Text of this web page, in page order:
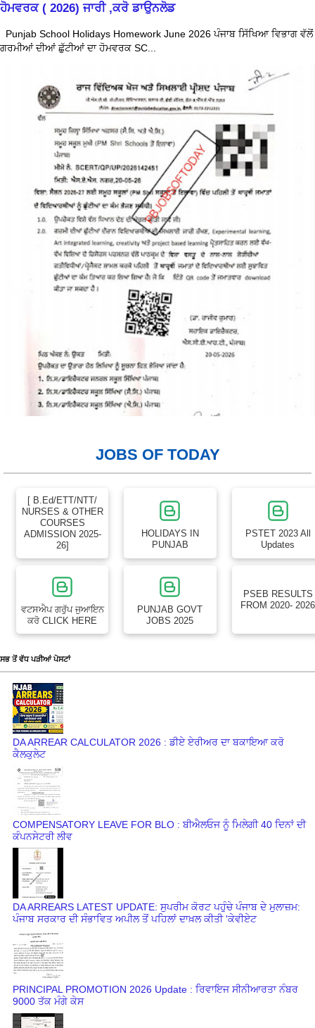
ਹੋਮਵਰਕ ( 2026) ਜਾਰੀ ,ਕਰੋ ਡਾਉਨਲੋਡ
Punjab School Holidays Homework June 2026 ਪੰਜਾਬ ਸਿੱਖਿਆ ਵਿਭਾਗ ਵੱਲੋਂ
ਗਰਮੀਆਂ ਦੀਆਂ ਛੁੱਟੀਆਂ ਦਾ ਹੋਮਵਰਕ SC...
JOBS OF TODAY
[ B.Ed/ETT/NTT/
NURSES & OTHER
COURSES
ADMISSION 2025-
26]
HOLIDAYS IN
PUNJAB
PSTET 2023 All
Updates
ਵਟਸਐਪ ਗਰੁੱਪ ਜੁਆਇਨ
ਕਰੋ CLICK HERE
PUNJAB GOVT
JOBS 2025
PSEB RESULTS
FROM 2020- 2026
ਸਭ ਤੋਂ ਵੱਧ ਪੜੀਆਂ ਪੋਸਟਾਂ
DA ARREAR CALCULATOR 2026 : ਡੀਏ ਏਰੀਅਰ ਦਾ ਬਕਾਇਆ ਕਰੋ
ਕੈਲਕੁਲੇਟ
COMPENSATORY LEAVE FOR BLO : ਬੀਐਲਓਜ ਨੂੰ ਮਿਲੇਗੀ 40 ਦਿਨਾਂ ਦੀ
ਕੰਪਨਸੇਟਰੀ ਲੀਵ
DA ARREARS LATEST UPDATE: ਸੁਪਰੀਮ ਕੋਰਟ ਪਹੁੰਚੇ ਪੰਜਾਬ ਦੇ ਮੁਲਾਜ਼ਮ:
ਪੰਜਾਬ ਸਰਕਾਰ ਦੀ ਸੰਭਾਵਿਤ ਅਪੀਲ ਤੋਂ ਪਹਿਲਾਂ ਦਾਖ਼ਲ ਕੀਤੀ 'ਕੇਵੀਏਟ
PRINCIPAL PROMOTION 2026 Update : ਰਿਵਾਇਜ ਸੀਨੀਆਰਤਾ ਨੰਬਰ
9000 ਤੱਕ ਮੰਗੇ ਕੇਸ